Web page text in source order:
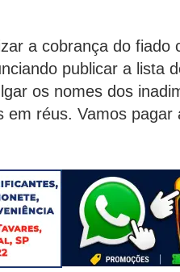
a cobrança do fiado
publicar a lista
os nomes dos
réus. Vamos